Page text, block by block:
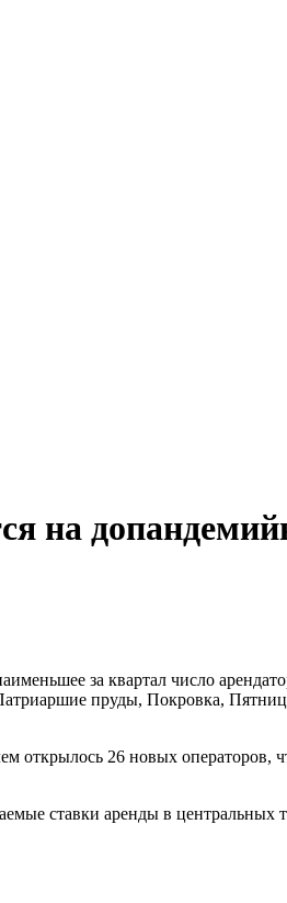
на
за квартал число
пруды, Покровка,
открылось 26 новых операторов,
ставки аренды в центральных